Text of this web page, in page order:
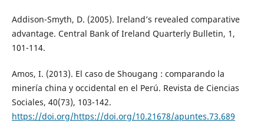
Addison-Smyth, D. (2005). Ireland’s revealed comparative
advantage. Central Bank of Ireland Quarterly Bulletin, 1,
101-114.
Amos, I. (2013). El caso de Shougang : comparando la
minería china y occidental en el Perú. Revista de Ciencias
Sociales, 40(73), 103-142.
https://doi.org/https://doi.org/10.21678/apuntes.73.689